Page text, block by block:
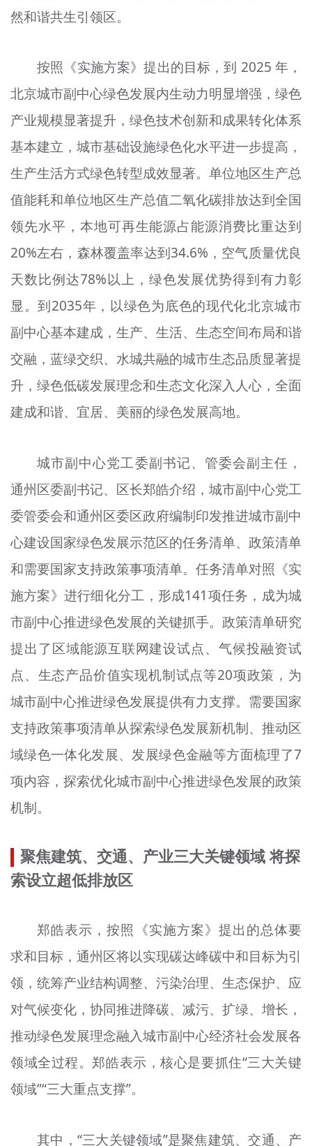
然和谐共生引领区。
按照《实施方案》提出的目标，到 2025 年，
北京城市副中心绿色发展内生动力明显增强，绿色
产业规模显著提升，绿色技术创新和成果转化体系
基本建立，城市基础设施绿色化水平进一步提高，
生产生活方式绿色转型成效显著。单位地区生产总
值能耗和单位地区生产总值二氧化碳排放达到全国
领先水平，本地可再生能源占能源消费比重达到
20%左右，森林覆盖率达到34.6%，空气质量优良
天数比例达78%以上，绿色发展优势得到有力彰
显。到2035年，以绿色为底色的现代化北京城市
副中心基本建成，生产、生活、生态空间布局和谐
交融，蓝绿交织、水城共融的城市生态品质显著提
升，绿色低碳发展理念和生态文化深入人心，全面
建成和谐、宜居、美丽的绿色发展高地。
城市副中心党工委副书记、管委会副主任，
通州区委副书记、区长郑皓介绍，城市副中心党工
委管委会和通州区委区政府编制印发推进城市副中
心建设国家绿色发展示范区的任务清单、政策清单
和需要国家支持政策事项清单。任务清单对照《实
施方案》进行细化分工，形成141项任务，成为城
市副中心推进绿色发展的关键抓手。政策清单研究
提出了区域能源互联网建设试点、气候投融资试
点、生态产品价值实现机制试点等20项政策，为
城市副中心推进绿色发展提供有力支撑。需要国家
支持政策事项清单从探索绿色发展新机制、推动区
域绿色一体化发展、发展绿色金融等方面梳理了7
项内容，探索优化城市副中心推进绿色发展的政策
机制。
聚焦建筑、交通、产业三大关键领域 将探
索设立超低排放区
郑皓表示，按照《实施方案》提出的总体要
求和目标，通州区将以实现碳达峰碳中和目标为引
领，统筹产业结构调整、污染治理、生态保护、应
对气候变化，协同推进降碳、减污、扩绿、增长，
推动绿色发展理念融入城市副中心经济社会发展各
领域全过程。郑皓表示，核心是要抓住“三大关键
领域”“三大重点支撑”。
其中，“三大关键领域”是聚焦建筑、交通、产